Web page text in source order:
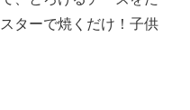
ターで焼くだけ！子供